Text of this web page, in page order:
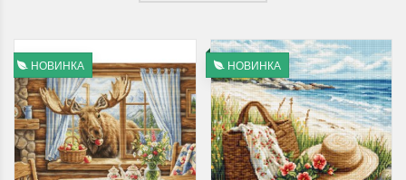
Dimensions 35231
Willow Swan
(Ива-лебедь)
Хороший набор
13648USA
Bear and
(Белый
с
НОВИНКА НОВИНКА